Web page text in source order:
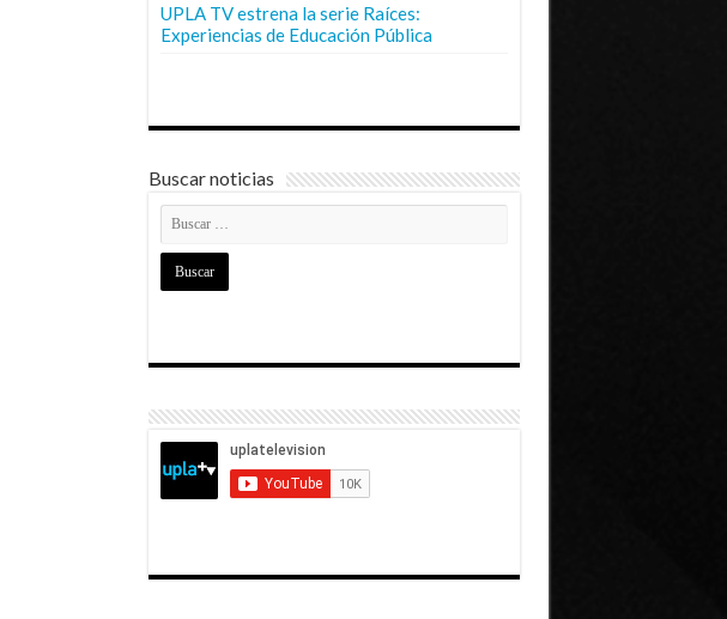
UPLA TV estrena la serie Raíces:
Experiencias de Educación Pública
Buscar noticias